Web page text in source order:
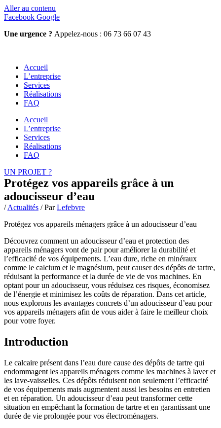
Aller au contenu
Facebook Google
Une urgence ? Appelez-nous : 06 73 66 07 43
Accueil
L’entreprise
Services
Réalisations
FAQ
Accueil
L’entreprise
Services
Réalisations
FAQ
UN PROJET ?
Protégez vos appareils grâce à un
adoucisseur d’eau
/Actualités / ParLefebvre
Protégez vos appareils ménagers grâce à un adoucisseur d’eau
Découvrez comment un adoucisseur d’eau et protection des
appareils ménagers vont de pair pour améliorer la durabilité et
l’efficacité de vos équipements. L’eau dure, riche en minéraux
comme le calcium et le magnésium, peut causer des dépôts de tartre,
réduisant la performance et la durée de vie de vos machines. En
optant pour un adoucisseur, vous réduisez ces risques, économisez
de l’énergie et minimisez les coûts de réparation. Dans cet article,
nous explorons les avantages concrets d’un adoucisseur d’eau pour
vos appareils ménagers afin de vous aider à faire le meilleur choix
pour votre foyer.
Introduction
Le calcaire présent dans l’eau dure cause des dépôts de tartre qui
endommagent les appareils ménagers comme les machines à laver et
les lave-vaisselles. Ces dépôts réduisent non seulement l’efficacité
de vos équipements mais augmentent aussi les besoins en entretien
et en réparation. Un adoucisseur d’eau peut transformer cette
situation en empêchant la formation de tartre et en garantissant une
durée de vie prolongée pour vos électroménagers.